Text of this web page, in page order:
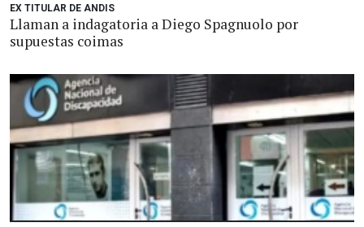
EX TITULAR DE ANDIS
Llaman a indagatoria a Diego Spagnuolo por
supuestas coimas